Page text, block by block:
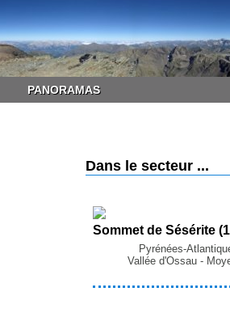
PANORAMAS
Dans le secteur ...
Pyrénées-
Vallée d'Ossau -